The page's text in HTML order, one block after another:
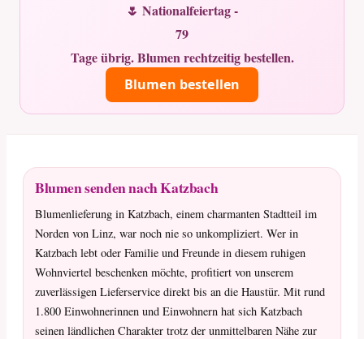
🌷 Nationalfeiertag -
79
Tage übrig. Blumen rechtzeitig bestellen.
Blumen bestellen
Blumen senden nach Katzbach
Blumenlieferung in Katzbach, einem charmanten Stadtteil im
Norden von Linz, war noch nie so unkompliziert. Wer in
Katzbach lebt oder Familie und Freunde in diesem ruhigen
Wohnviertel beschenken möchte, profitiert von unserem
zuverlässigen Lieferservice direkt bis an die Haustür. Mit rund
1.800 Einwohnerinnen und Einwohnern hat sich Katzbach
seinen ländlichen Charakter trotz der unmittelbaren Nähe zur